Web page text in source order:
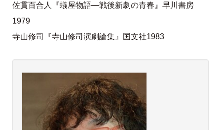
佐貫百合人『蟻屋物語―戦後新劇の青春』早川書房
1979
寺山修司『寺山修司演劇論集』国文社1983